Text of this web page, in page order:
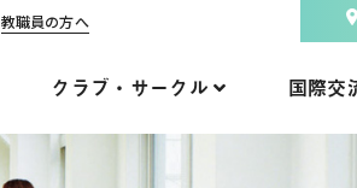
教職員の方へ
クラブ・サークル 国際交